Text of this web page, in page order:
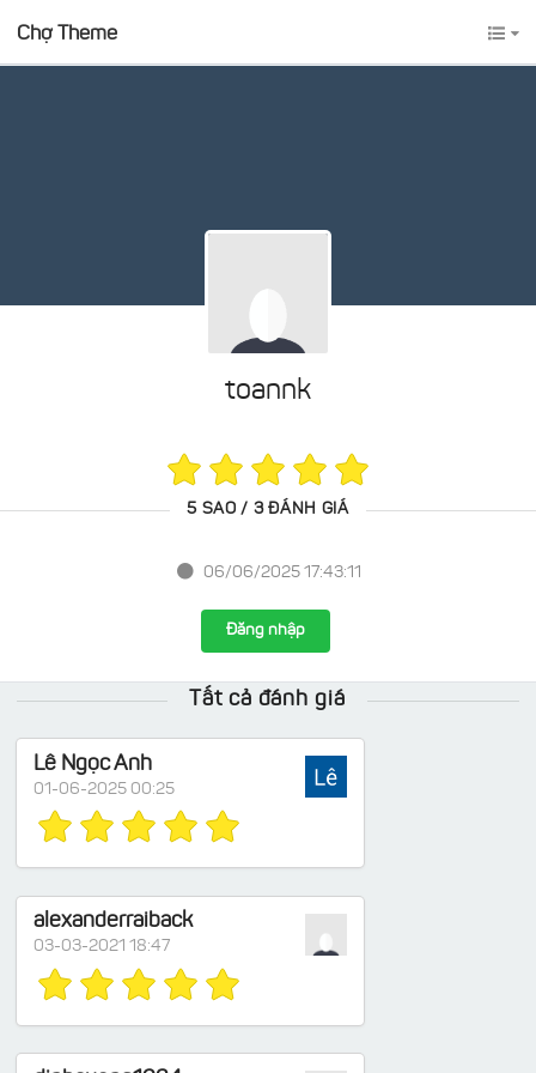
Chợ Theme
toannk
5 SAO / 3 ĐÁNH GIÁ
06/06/2025 17:43:11
Đăng nhập
Tất cả đánh giá
Lê Ngọc Anh
01-06-2025 00:25
alexanderraiback
03-03-2021 18:47